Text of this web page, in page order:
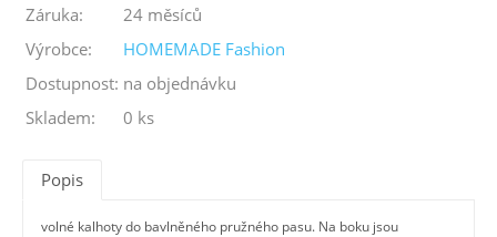
Záruka:
24 měsíců
Výrobce:
HOMEMADE Fashion
Dostupnost: na objednávku
Skladem:
0 ks
Popis
volné kalhoty do bavlněného pružného pasu. Na boku jsou